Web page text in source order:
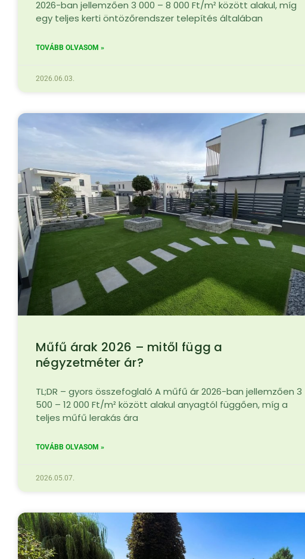
2026-ban jellemzően 3 000 – 8 000 Ft/m² között alakul, míg
egy teljes kerti öntözőrendszer telepítés általában
TOVÁBB OLVASOM »
2026.06.03.
Műfű árak 2026 – mitől függ a
négyzetméter ár?
TL;DR – gyors összefoglaló A műfű ár 2026-ban jellemzően 3
500 – 12 000 Ft/m² között alakul anyagtól függően, míg a
teljes műfű lerakás ára
TOVÁBB OLVASOM »
2026.05.07.